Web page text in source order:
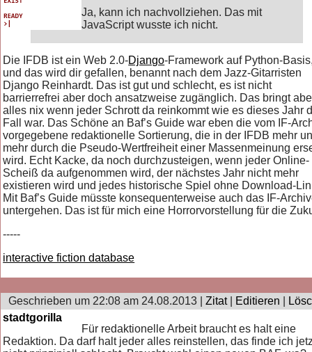
Ja, kann ich nachvollziehen. Das mit
JavaScript wusste ich nicht.
Die IFDB ist ein Web 2.0-Django-Framework auf Python-
und das wird dir gefallen, benannt nach dem Jazz-Gitarristen
Django Reinhardt. Das ist gut und schlecht, es ist nicht
barrierrefrei aber doch ansatzweise zugänglich. Das bringt
alles nix wenn jeder Schrott da reinkommt wie es dieses Jahr
Fall war. Das Schöne an Baf’s Guide war eben die vom IF-
vorgegebene redaktionelle Sortierung, die in der IFDB mehr
mehr durch die Pseudo-Wertfreiheit einer Massenmeinung
wird. Echt Kacke, da noch durchzusteigen, wenn jeder Online-
Scheiß da aufgenommen wird, der nächstes Jahr nicht mehr
existieren wird und jedes historische Spiel ohne Download-
Mit Baf’s Guide müsste konsequenterweise auch das IF-
untergehen. Das ist für mich eine Horrorvorstellung für die
-----
interactive fiction database
Geschrieben um 22:08 am 24.08.2013 | Zitat| Editieren
stadtgorilla
Für redaktionelle Arbeit braucht es halt eine
Redaktion. Da darf halt jeder alles reinstellen, das finde ich